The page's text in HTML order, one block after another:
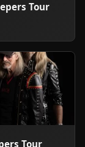
Tour
Tour